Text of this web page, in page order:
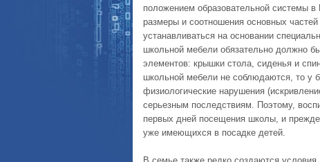
положением образовательной системы
размеры и соотношения основных
устанавливаться на основании
школьной мебели обязательно должно
элементов: крышки стола, сиденья и
школьной мебели не соблюдаются, то у
физиологические нарушения
серьезным последствиям. Поэтому,
первых дней посещения школы, и прежде
уже имеющихся в посадке детей.